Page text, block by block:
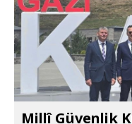
Millî Güvenlik